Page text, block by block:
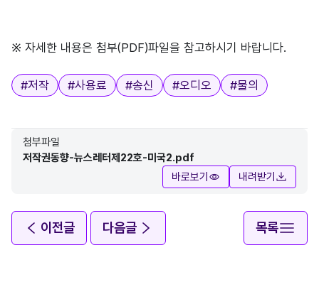
※ 자세한 내용은 첨부(PDF)파일을 참고하시기 바랍니다.
태그
#저작 #사용료 #송신 #오디오 #물의
첨부파일
저작권동향-뉴스레터제22호-미국2.pdf
바로보기
내려받기
이전글 다음글 목록